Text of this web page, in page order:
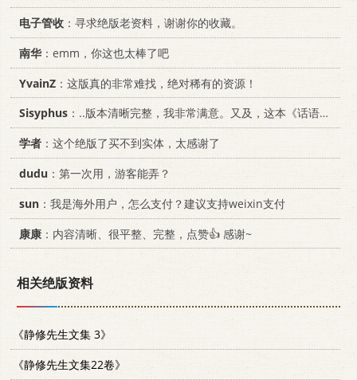
电子管收 ：寻求绝版老资料，谢谢你的收藏。
南华：emm，你这也太棒了吧
YvainZ ：这版真的非常难找，绝对稀有的资源！
Sisyphus ：..版本清晰完整，我非常满意。又及，这本《话语的真相》...
学者 ：这个绝版了买不到实体，太感谢了
dudu ：第一次用，游客能弄？
sun ：我是海外用户，怎么支付？建议支持weixin支付
康康 ：内容清晰、很平整、完整，点赞👍 感谢~
相关绝版资料
《静修先生文集 3》
《静修先生文集22卷》